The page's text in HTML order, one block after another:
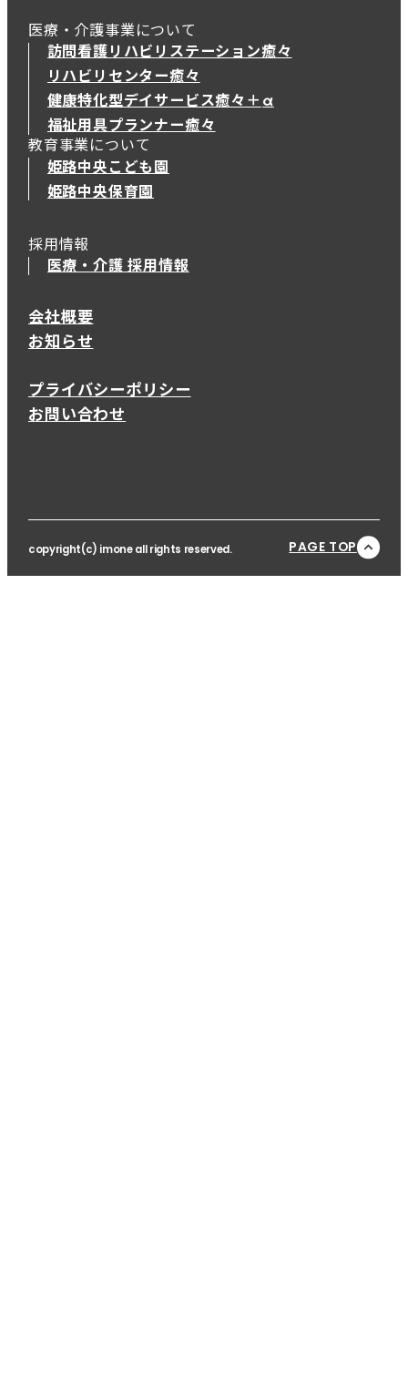
医療・介護事業について
訪問看護リハビリステーション癒々
リハビリセンター癒々
健康特化型デイサービス癒々＋ α
健康特化型デイサービス癒々＋
福祉用具プランナー癒々
教育事業について
姫路中央こども園
姫路中央保育園
採用情報
医療・介護 採用情報
会社概要
お知らせ
プライバシーポリシー
お問い合わせ
copyright(c) imone all rights reserved. PAGE TOP